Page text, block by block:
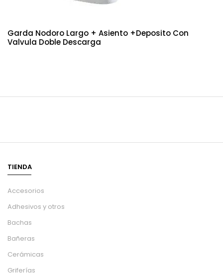
Garda Nodoro Largo + Asiento +deposito Con
Valvula Doble Descarga
TIENDA
Accesorios
Adhesivos y otros
Bachas
Bañeras
Cerámicas
Griferías